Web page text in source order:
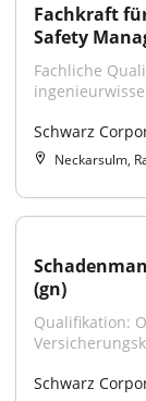
Fachkraft
Safety
Fachliche
Schwarz
Neckarsulm,
(gn)
Qualifikation:
Schwarz